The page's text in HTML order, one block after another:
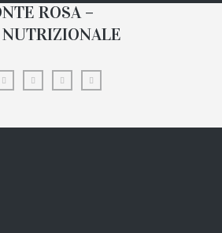
ROSA –
NUTRIZIONALE